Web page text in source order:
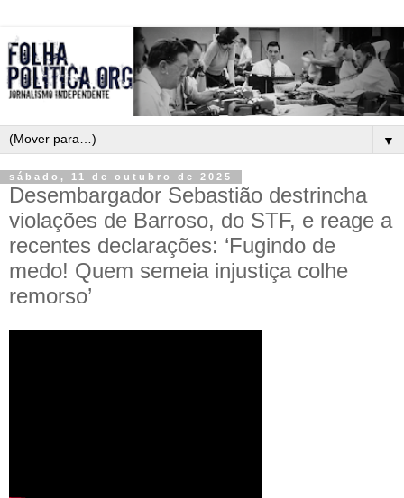
▼
sábado, 11 de outubro de 2025
Desembargador Sebastião destrincha
violações de Barroso, do STF, e reage a
recentes declarações: ‘Fugindo de
medo! Quem semeia injustiça colhe
remorso’